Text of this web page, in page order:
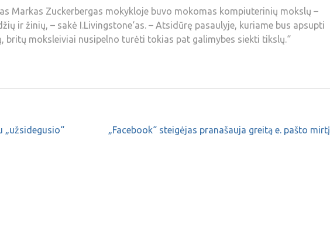
Markas Zuckerbergas mokykloje buvo mokomas kompiuterinių mokslų –
ir žinių, – sakė I.Livingstone‘as. – Atsidūrę pasaulyje, kuriame bus apsupti
britų moksleiviai nusipelno turėti tokias pat galimybes siekti tikslų.“
„Facebook“ steigėjas pranašauja greitą e. pašto mirtį